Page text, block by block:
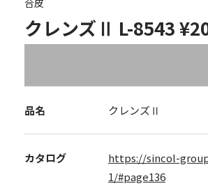
合皮
クレンズⅡ L-8543
品名 クレンズⅡ
カタログ
https://sincol-
1/#page136